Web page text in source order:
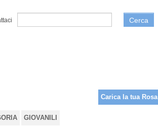
Cerca
Carica la tua Rosa
GIOVANILI